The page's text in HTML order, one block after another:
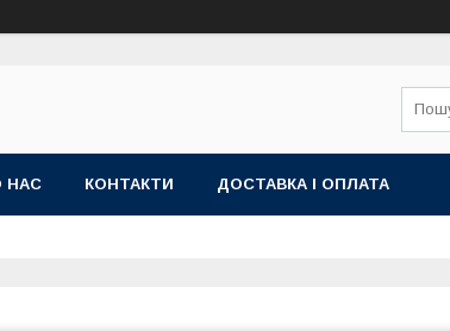
НАС КОНТАКТИ ДОСТАВКА І ОПЛАТА